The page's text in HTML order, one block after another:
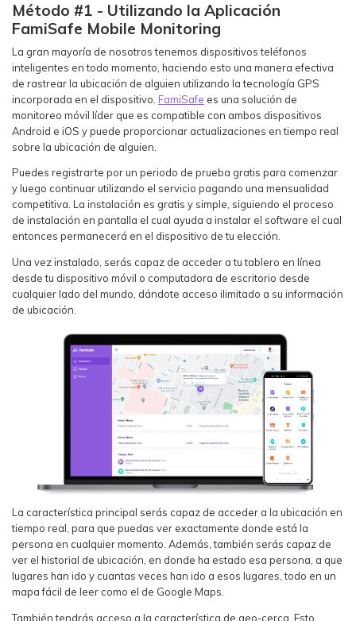
Método #1 - Utilizando la Aplicación
FamiSafe Mobile Monitoring
La gran mayoría de nosotros tenemos dispositivos teléfonos
inteligentes en todo momento, haciendo esto una manera efectiva
de rastrear la ubicación de alguien utilizando la tecnología GPS
incorporada en el dispositivo. FamiSafe es una solución de
monitoreo móvil líder que es compatible con ambos dispositivos
Android e iOS y puede proporcionar actualizaciones en tiempo real
sobre la ubicación de alguien.
Puedes registrarte por un periodo de prueba gratis para comenzar
y luego continuar utilizando el servicio pagando una mensualidad
competitiva. La instalación es gratis y simple, siguiendo el proceso
de instalación en pantalla el cual ayuda a instalar el software el cual
entonces permanecerá en el dispositivo de tu elección.
Una vez instalado, serás capaz de acceder a tu tablero en línea
desde tu dispositivo móvil o computadora de escritorio desde
cualquier lado del mundo, dándote acceso ilimitado a su información
de ubicación.
La característica principal serás capaz de acceder a la ubicación en
tiempo real, para que puedas ver exactamente donde está la
persona en cualquier momento. Además, también serás capaz de
ver el historial de ubicación, en donde ha estado esa persona, a que
lugares han ido y cuantas veces han ido a esos lugares, todo en un
mapa fácil de leer como el de Google Maps.
También tendrás acceso a la característica de geo-cerca. Esto